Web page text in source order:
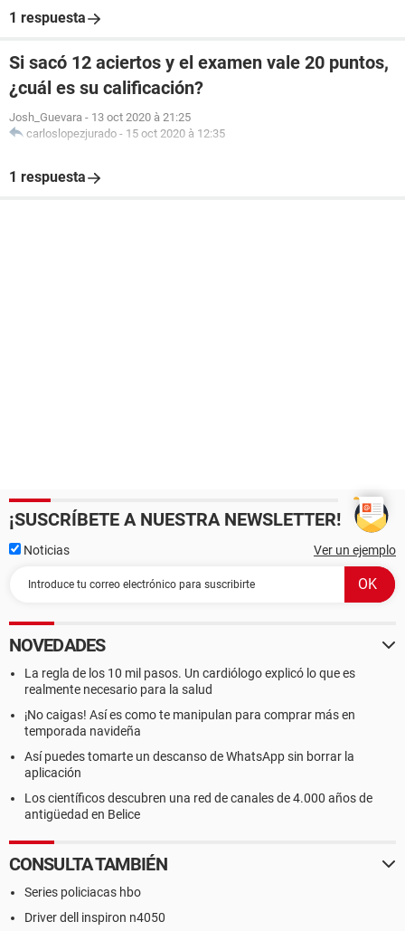
1 respuesta
Si sacó 12 aciertos y el examen vale 20 puntos,
¿cuál es su calificación?
Josh_Guevara - 13 oct 2020 à 21:25
carloslopezjurado - 15 oct 2020 à 12:35
1 respuesta
¡SUSCRÍBETE A NUESTRA NEWSLETTER!
Noticias Ver un ejemplo
NOVEDADES
La regla de los 10 mil pasos. Un cardiólogo explicó lo que es
realmente necesario para la salud
¡No caigas! Así es como te manipulan para comprar más en
temporada navideña
Así puedes tomarte un descanso de WhatsApp sin borrar la
aplicación
Los científicos descubren una red de canales de 4.000 años de
antigüedad en Belice
CONSULTA TAMBIÉN
Series policiacas hbo
Driver dell inspiron n4050